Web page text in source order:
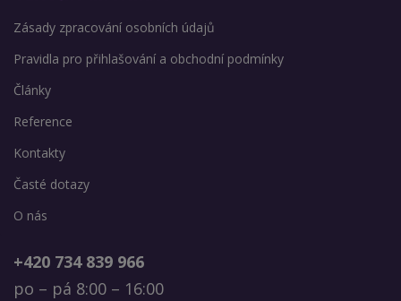
Zásady zpracování osobních údajů
Pravidla pro přihlašování a obchodní podmínky
Články
Reference
Kontakty
Časté dotazy
O nás
+420 734 839 966
po – pá 8:00 – 16:00